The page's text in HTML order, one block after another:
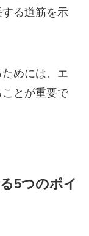
る道筋を示
めには、エ
とが重要で
5つのポイ